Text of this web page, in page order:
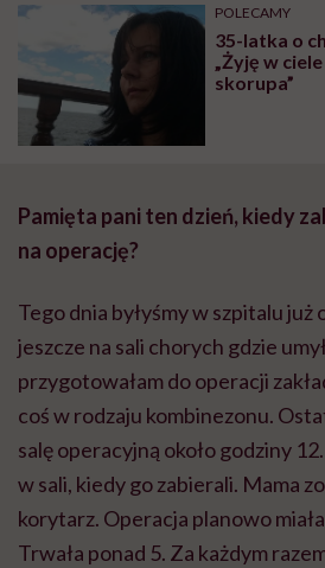
POLECAMY
35-latka o
„Żyję w
skorupa”
Pamięta pani ten dzień, kiedy
na operację?
Tego dnia byłyśmy w szpitalu już
jeszcze na sali chorych gdzie
przygotowałam do operacji
coś w rodzaju kombinezonu.
salę operacyjną około godziny
w sali, kiedy go zabierali. Mama
korytarz. Operacja planowo
Trwała ponad 5. Za każdym